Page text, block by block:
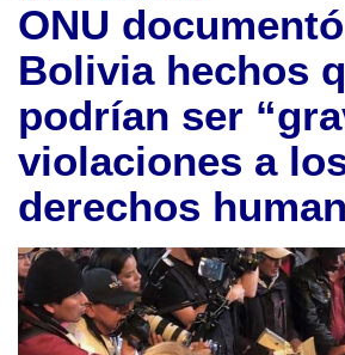
ONU
Bolivia hechos
podrían ser
violaciones a
derechos